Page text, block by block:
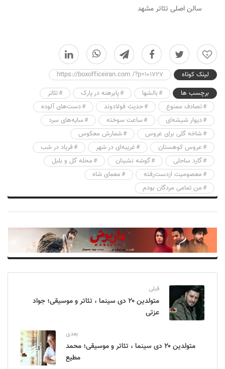
سالن اصلی تئاتر مشهد
0
لینک کوتاه
https://boxofficeiran.com /?p=101727
برچسب ها
بالشها پابرهنه در پارک
تئاتر
تصادف ممنوع
حدیث‌ فولادوند
دست‌های آلوده
دیوار شیشه‌ای
ساعت سوخته
سایه‌های سرد
شاخه گلی برای عروس
شمارش معکوس
عروس کوهستان
غریبه‌ای در شهر
فریاد در شب
گارد ساحلی
گوشه نشینان
محله گل و بلبل
معصومیت ازدست‌رفته
معمای شاه
من تمامی مردگان بودم
قبلی
متولدین ۲۰ دی سینما ، تئاتر و موسیقی؛ جواد
عزتی
بعدی
متولدین ۲۰ دی سینما ، تئاتر و موسیقی؛ محمد
مطیع